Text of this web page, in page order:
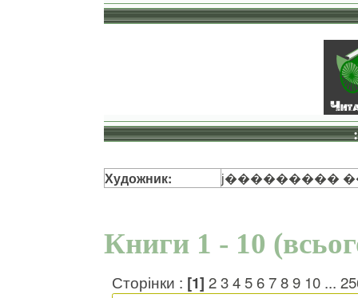
Художник: ϳ���������
Книги 1 - 10
Сторінки : [1] 23456789 10 ...